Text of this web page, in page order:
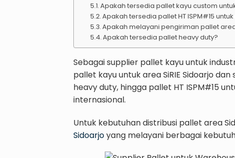
Apakah tersedia pallet kayu custom
Apakah tersedia pallet HT ISPM#15
Apakah melayani pengiriman pallet area
Apakah tersedia pallet heavy duty?
Sebagai supplier pallet kayu untuk
pallet kayu untuk area SiRIE Sidoarjo
heavy duty, hingga pallet HT ISPM#15
internasional.
Untuk kebutuhan distribusi pallet area
Sidoarjoyang melayani berbagai